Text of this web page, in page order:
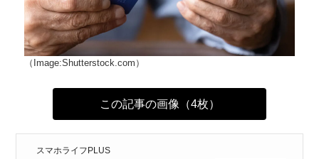
（Image:Shutterstock.com）
この記事の画像（4枚）
スマホライフPLUS